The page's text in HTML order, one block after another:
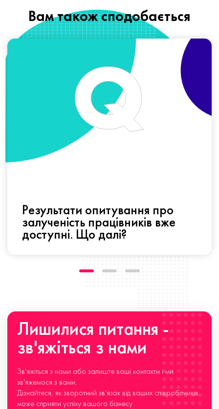
Вам також сподобається
Результати опитування про
залученість працівників вже
доступні. Що далі?
Лишилися питання -
зв'яжіться з нами
Зв'яжіться з нами або залиште ваші контакти і ми
зв'яжемося з вами.
Дізнайтеся, як зворотний зв'язок від ваших співробітників
може сприяти успіху вашого бізнесу